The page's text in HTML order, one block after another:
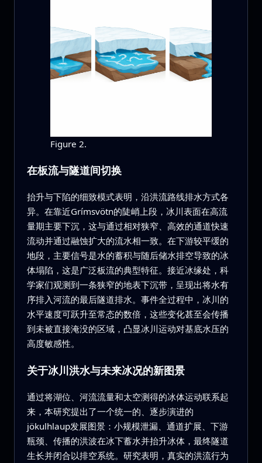
Figure 2.
在板流与隧道间切换
抬升与下陷的细致模式表明，沿洪流路线排水方式各
异。在靠近Grímsvötn的陡峭上段，冰川表面在高流
量期主要下沉，这与通过相对狭窄、高效的通道快速
流动并通过融蚀扩大的流水相一致。在下游较平缓的
地段，主要信号是水的蓄积与随后储水排空导致的冰
体塌陷，这是广泛板流的典型特征。接近冰缘处，科
学家们观测到一条狭窄的地表下沉带，呈现出将水有
序排入河流的最后隧道排水。事件全过程中，冰川的
水平速度可跃升至常态的数倍，这些变化甚至会传播
到未被直接淹没的区域，凸显冰川运动对基底水压的
高度敏感性。
关于冰川洪水与未来冰况的新图景
通过将湖位、河流流量和太空测得的冰体运动联系起
来，本研究提出了一个统一的、逐步演进的
jökulhlaup发展图景：小规模泄漏、通道扩展、下游
瓶颈、传播的洪波在冰下蓄水并抬升冰体，最终隧道
生长并闭合以排空系统。研究表明，真实的洪流行为